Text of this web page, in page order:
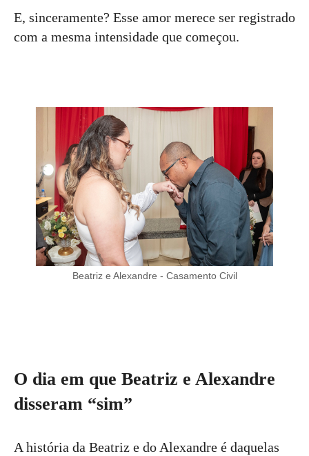
E, sinceramente? Esse amor merece ser registrado
com a mesma intensidade que começou.
Beatriz e Alexandre - Casamento Civil
O dia em que Beatriz e Alexandre
disseram “sim”
A história da Beatriz e do Alexandre é daquelas